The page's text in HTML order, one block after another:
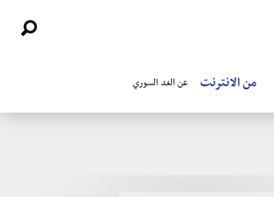
من الانترنت عن الغد السوري